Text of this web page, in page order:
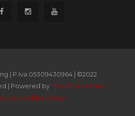
| P.Iva 05309430964 | ©2022
| Powered byTheDifferentPixel
& Cookies Policy